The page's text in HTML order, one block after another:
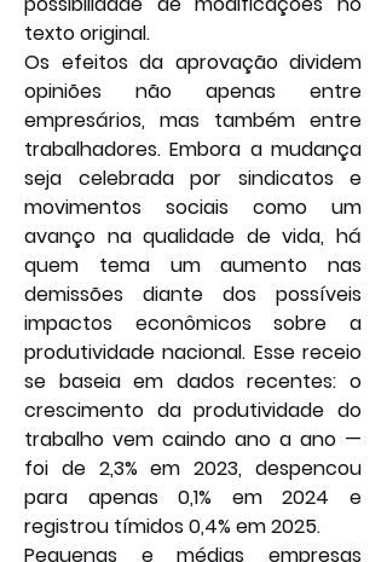
texto original.
Os efeitos da aprovação dividem
opiniões não apenas entre
empresários, mas também entre
trabalhadores. Embora a mudança
seja celebrada por sindicatos e
movimentos sociais como um
avanço na qualidade de vida, há
quem tema um aumento nas
demissões diante dos possíveis
impactos econômicos sobre a
produtividade nacional. Esse receio
se baseia em dados recentes: o
crescimento da produtividade do
trabalho vem caindo ano a ano —
foi de 2,3% em 2023, despencou
para apenas 0,1% em 2024 e
registrou tímidos 0,4% em 2025.
Pequenas e médias empresas